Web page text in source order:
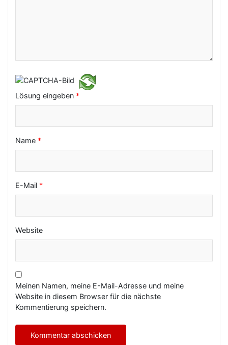
o
n
Lösung eingeben *
Name *
E-Mail *
Website
Meinen Namen, meine E-Mail-Adresse und meine
Website in diesem Browser für die nächste
Kommentierung speichern.